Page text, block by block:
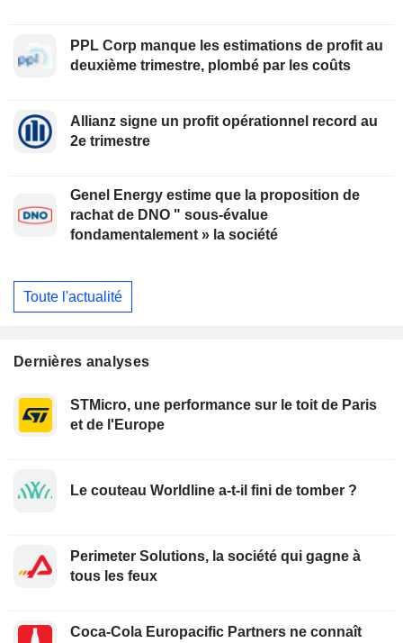
PPL Corp manque les estimations de profit au
deuxième trimestre, plombé par les coûts
Allianz signe un profit opérationnel record au
2e trimestre
Genel Energy estime que la proposition de
rachat de DNO " sous-évalue
fondamentalement » la société
Toute l'actualité
Dernières analyses
STMicro, une performance sur le toit de Paris
et de l'Europe
Le couteau Worldline a-t-il fini de tomber ?
Perimeter Solutions, la société qui gagne à
tous les feux
Coca-Cola Europacific Partners ne connaît